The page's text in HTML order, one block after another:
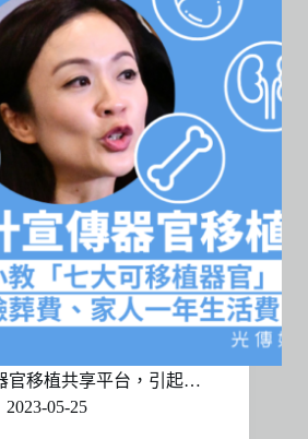
官移植共享平台，引起…
2023-05-25